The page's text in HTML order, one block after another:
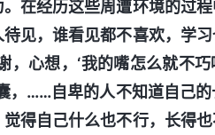
在经历这些周遭环境的过
见，谁看见都不喜欢，学
心想，‘我的嘴怎么就不
，……自卑的人不知道自己
得自己什么也不行，长得